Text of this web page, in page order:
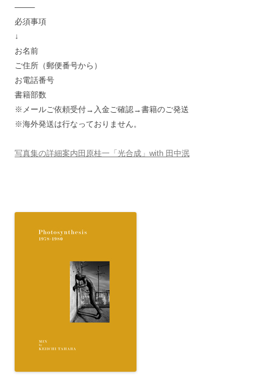
——–
必須事項
↓
お名前
ご住所（郵便番号から）
お電話番号
書籍部数
※メールご依頼受付→入金ご確認→書籍のご発送
※海外発送は行なっておりません。
写真集の詳細案内田原桂一「光合成」with 田中泯